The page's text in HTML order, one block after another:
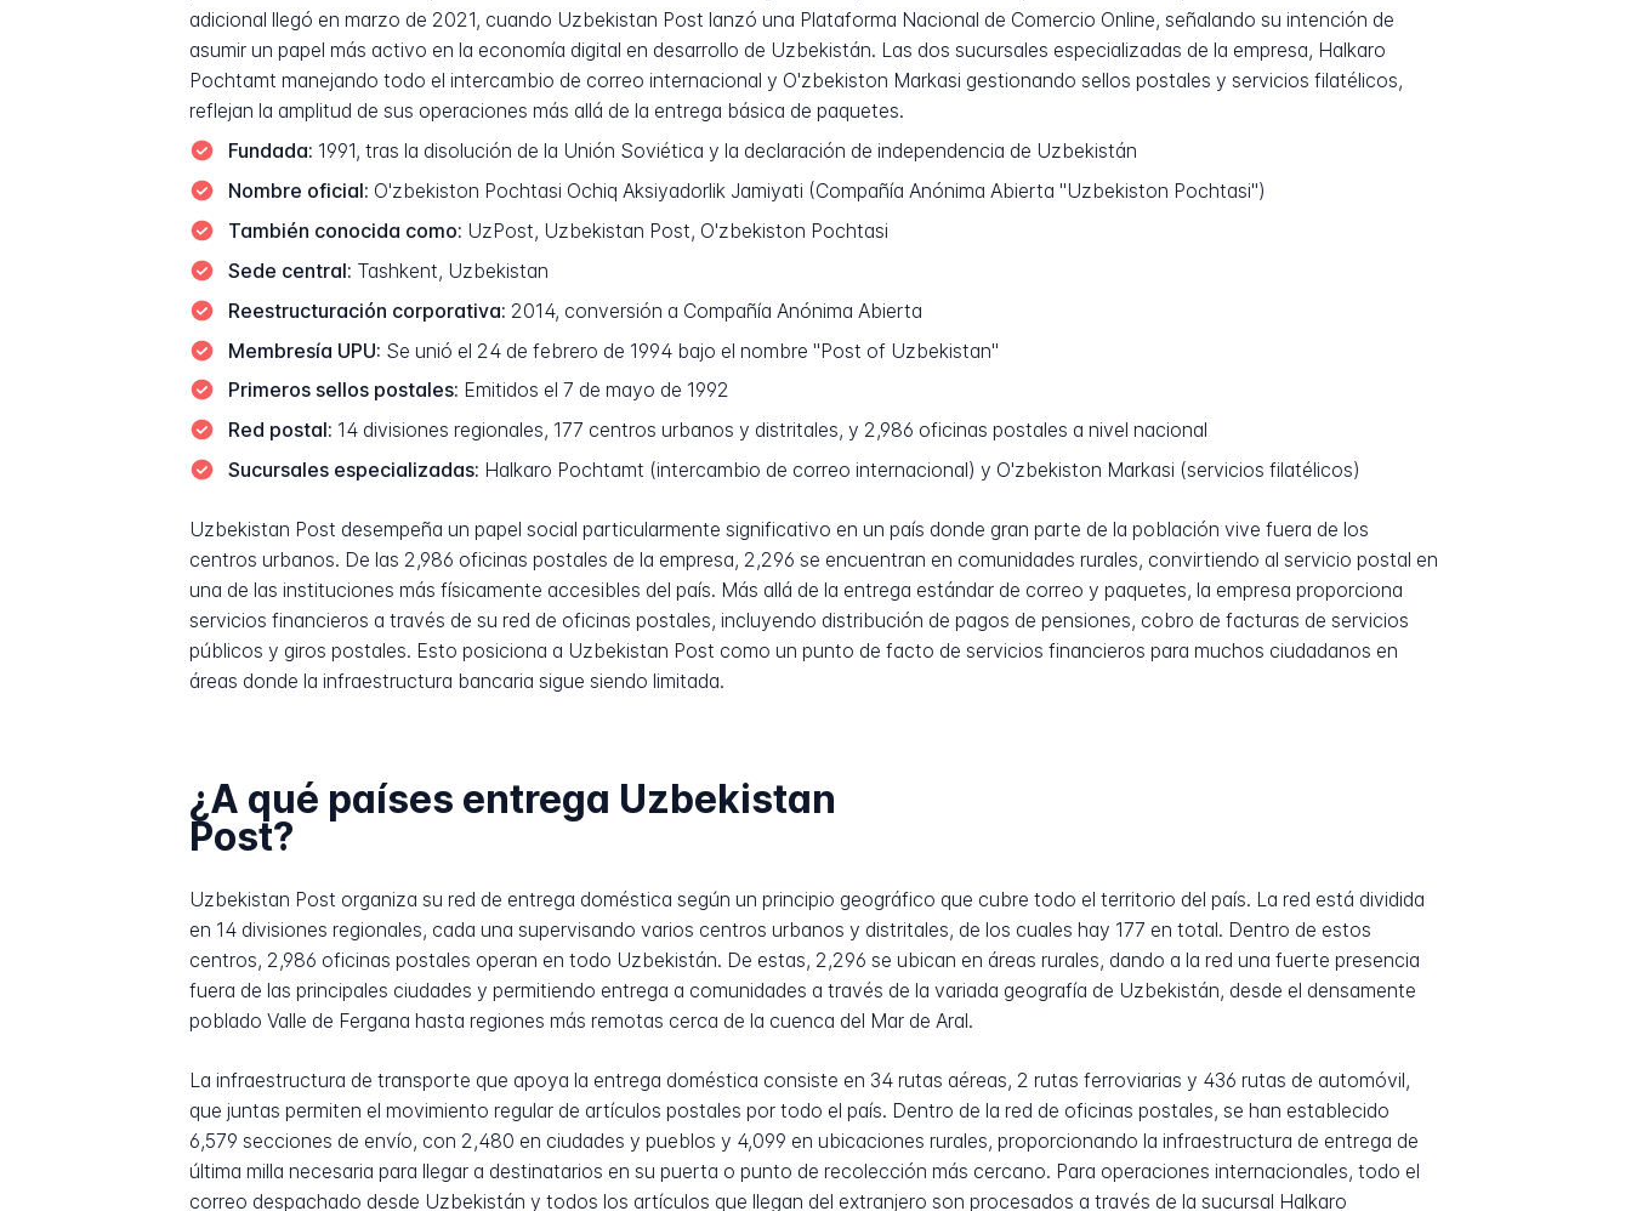
adicional llegó en marzo de 2021, cuando Uzbekistan Post lanzó una Plataforma Nacional de Comercio Online, señalando su intención de
asumir un papel más activo en la economía digital en desarrollo de Uzbekistán. Las dos sucursales especializadas de la empresa, Halkaro
Pochtamt manejando todo el intercambio de correo internacional y O'zbekiston Markasi gestionando sellos postales y servicios filatélicos,
reflejan la amplitud de sus operaciones más allá de la entrega básica de paquetes.
Fundada: 1991, tras la disolución de la Unión Soviética y la declaración de independencia de Uzbekistán
Nombre oficial: O'zbekiston Pochtasi Ochiq Aksiyadorlik Jamiyati (Compañía Anónima Abierta "Uzbekiston Pochtasi")
También conocida como: UzPost, Uzbekistan Post, O'zbekiston Pochtasi
Sede central: Tashkent, Uzbekistan
Reestructuración corporativa: 2014, conversión a Compañía Anónima Abierta
Membresía UPU: Se unió el 24 de febrero de 1994 bajo el nombre "Post of Uzbekistan"
Primeros sellos postales: Emitidos el 7 de mayo de 1992
Red postal: 14 divisiones regionales, 177 centros urbanos y distritales, y 2,986 oficinas postales a nivel nacional
Sucursales especializadas: Halkaro Pochtamt (intercambio de correo internacional) y O'zbekiston Markasi (servicios filatélicos)
Uzbekistan Post desempeña un papel social particularmente significativo en un país donde gran parte de la población vive fuera de los
centros urbanos. De las 2,986 oficinas postales de la empresa, 2,296 se encuentran en comunidades rurales, convirtiendo al servicio postal en
una de las instituciones más físicamente accesibles del país. Más allá de la entrega estándar de correo y paquetes, la empresa proporciona
servicios financieros a través de su red de oficinas postales, incluyendo distribución de pagos de pensiones, cobro de facturas de servicios
públicos y giros postales. Esto posiciona a Uzbekistan Post como un punto de facto de servicios financieros para muchos ciudadanos en
áreas donde la infraestructura bancaria sigue siendo limitada.
¿A qué países entrega Uzbekistan
Post?
Uzbekistan Post organiza su red de entrega doméstica según un principio geográfico que cubre todo el territorio del país. La red está dividida
en 14 divisiones regionales, cada una supervisando varios centros urbanos y distritales, de los cuales hay 177 en total. Dentro de estos
centros, 2,986 oficinas postales operan en todo Uzbekistán. De estas, 2,296 se ubican en áreas rurales, dando a la red una fuerte presencia
fuera de las principales ciudades y permitiendo entrega a comunidades a través de la variada geografía de Uzbekistán, desde el densamente
poblado Valle de Fergana hasta regiones más remotas cerca de la cuenca del Mar de Aral.
La infraestructura de transporte que apoya la entrega doméstica consiste en 34 rutas aéreas, 2 rutas ferroviarias y 436 rutas de automóvil,
que juntas permiten el movimiento regular de artículos postales por todo el país. Dentro de la red de oficinas postales, se han establecido
6,579 secciones de envío, con 2,480 en ciudades y pueblos y 4,099 en ubicaciones rurales, proporcionando la infraestructura de entrega de
última milla necesaria para llegar a destinatarios en su puerta o punto de recolección más cercano. Para operaciones internacionales, todo el
correo despachado desde Uzbekistán y todos los artículos que llegan del extranjero son procesados a través de la sucursal Halkaro